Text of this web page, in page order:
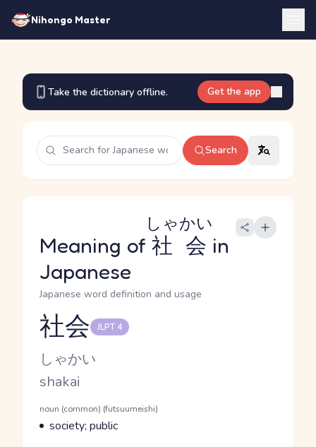
Nihongo Master
Take the dictionary offline. Get the app
Search
Meaning of 社会
しゃかい
in
Japanese
Japanese word definition and usage
Reading and JLPT level
社会 JLPT 4
Kana Reading
しゃかい
Romaji
shakai
Word Senses
Parts of speech
noun (common) (futsuumeishi)
Meaning
society; public